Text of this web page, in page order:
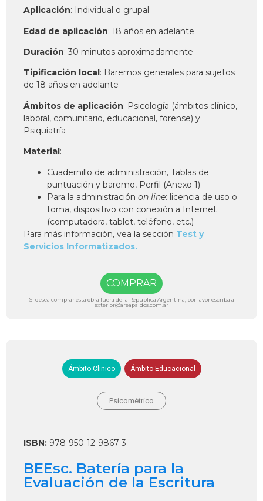
Aplicación: Individual o grupal
Edad de aplicación: 18 años en adelante
Duración: 30 minutos aproximadamente
Tipificación local : Baremos generales para sujetos
de 18 años en adelante
Ámbitos de aplicación: Psicología (ámbitos clínico,
laboral, comunitario, educacional, forense) y
Psiquiatría
Material:
Cuadernillo de administración, Tablas de
puntuación y baremo, Perfil (Anexo 1)
Para la administración on line: licencia de uso o
toma, dispositivo con conexión a Internet
(computadora, tablet, teléfono, etc.)
Para más información, vea la sección Test y
Servicios Informatizados.
COMPRAR
Si desea comprar esta obra fuera de la República Argentina, por favor escriba a
exterior@areapaidos.com.ar
Ámbito Clinico Ámbito Educacional
Psicométrico
ISBN: 978-950-12-9867-3
BEEsc. Batería para la
Evaluación de la Escritura